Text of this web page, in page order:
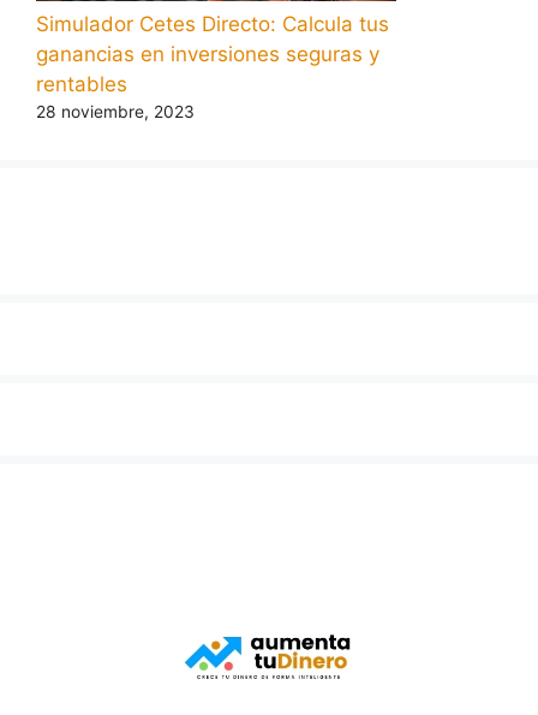
Simulador Cetes Directo: Calcula tus
ganancias en inversiones seguras y
rentables
28 noviembre, 2023